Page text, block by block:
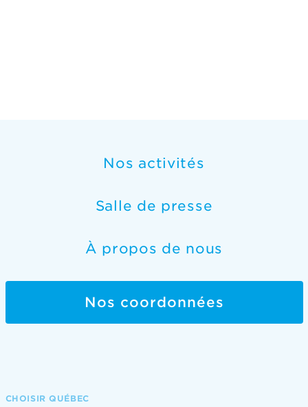
Nos activités
Salle de presse
À propos de nous
Nos coordonnées
CHOISIR QUÉBEC